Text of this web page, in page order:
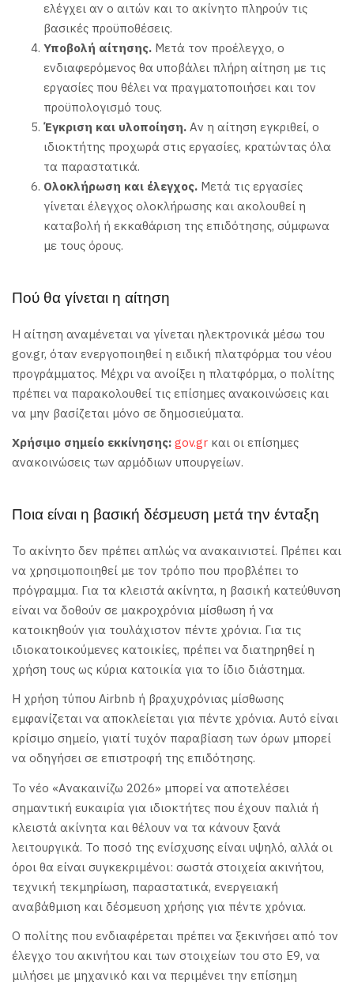
ελέγχει αν ο αιτών και το ακίνητο πληρούν τις
βασικές προϋποθέσεις.
Υποβολή αίτησης. Μετά τον προέλεγχο, ο
ενδιαφερόμενος θα υποβάλει πλήρη αίτηση με τις
εργασίες που θέλει να πραγματοποιήσει και τον
προϋπολογισμό τους.
Έγκριση και υλοποίηση. Αν η αίτηση εγκριθεί, ο
ιδιοκτήτης προχωρά στις εργασίες, κρατώντας όλα
τα παραστατικά.
Ολοκλήρωση και έλεγχος. Μετά τις εργασίες
γίνεται έλεγχος ολοκλήρωσης και ακολουθεί η
καταβολή ή εκκαθάριση της επιδότησης, σύμφωνα
με τους όρους.
Πού θα γίνεται η αίτηση
Η αίτηση αναμένεται να γίνεται ηλεκτρονικά μέσω του
gov.gr, όταν ενεργοποιηθεί η ειδική πλατφόρμα του νέου
προγράμματος. Μέχρι να ανοίξει η πλατφόρμα, ο πολίτης
πρέπει να παρακολουθεί τις επίσημες ανακοινώσεις και
να μην βασίζεται μόνο σε δημοσιεύματα.
Χρήσιμο σημείο εκκίνησης: gov.gr και οι επίσημες
ανακοινώσεις των αρμόδιων υπουργείων.
Ποια είναι η βασική δέσμευση μετά την ένταξη
Το ακίνητο δεν πρέπει απλώς να ανακαινιστεί. Πρέπει και
να χρησιμοποιηθεί με τον τρόπο που προβλέπει το
πρόγραμμα. Για τα κλειστά ακίνητα, η βασική κατεύθυνση
είναι να δοθούν σε μακροχρόνια μίσθωση ή να
κατοικηθούν για τουλάχιστον πέντε χρόνια. Για τις
ιδιοκατοικούμενες κατοικίες, πρέπει να διατηρηθεί η
χρήση τους ως κύρια κατοικία για το ίδιο διάστημα.
Η χρήση τύπου Airbnb ή βραχυχρόνιας μίσθωσης
εμφανίζεται να αποκλείεται για πέντε χρόνια. Αυτό είναι
κρίσιμο σημείο, γιατί τυχόν παραβίαση των όρων μπορεί
να οδηγήσει σε επιστροφή της επιδότησης.
Το νέο «Ανακαινίζω 2026» μπορεί να αποτελέσει
σημαντική ευκαιρία για ιδιοκτήτες που έχουν παλιά ή
κλειστά ακίνητα και θέλουν να τα κάνουν ξανά
λειτουργικά. Το ποσό της ενίσχυσης είναι υψηλό, αλλά οι
όροι θα είναι συγκεκριμένοι: σωστά στοιχεία ακινήτου,
τεχνική τεκμηρίωση, παραστατικά, ενεργειακή
αναβάθμιση και δέσμευση χρήσης για πέντε χρόνια.
Ο πολίτης που ενδιαφέρεται πρέπει να ξεκινήσει από τον
έλεγχο του ακινήτου και των στοιχείων του στο Ε9, να
μιλήσει με μηχανικό και να περιμένει την επίσημη